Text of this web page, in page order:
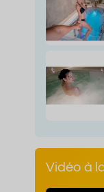
Vidéo à